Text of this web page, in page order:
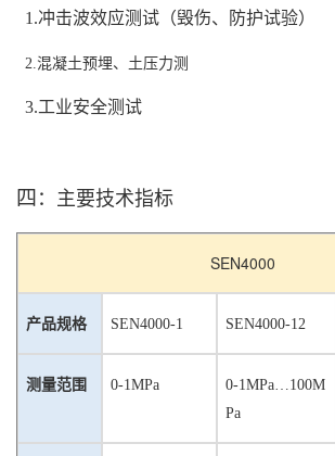
1.冲击波效应测试（毁伤、防护试验）
2.混凝土预埋、土压力测
3.工业安全测试
四 ：主要技术指标
SEN4000
产品规格 SEN4000-1 SEN4000-12
测量范围 0-1MPa 0-1MPa…100M
Pa